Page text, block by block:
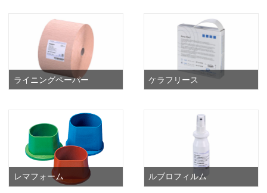
ライニングペーパー ケラフリース
レマフォーム ルブロフィルム